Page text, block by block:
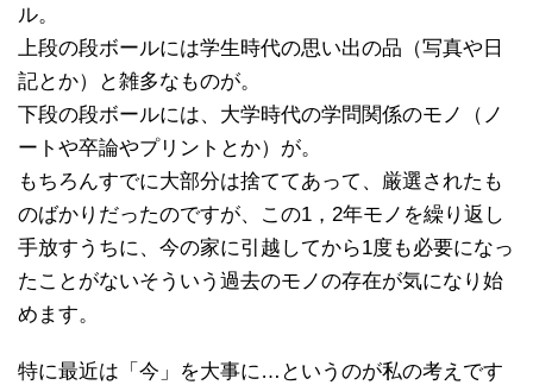
ル。
上段の段ボールには学生時代の思い出の品（写真や日
記とか）と雑多なものが。
下段の段ボールには、大学時代の学問関係のモノ（ノ
ートや卒論やプリントとか）が。
もちろんすでに大部分は捨ててあって、厳選されたも
のばかりだったのですが、この1，2年モノを繰り返し
手放すうちに、今の家に引越してから1度も必要になっ
たことがないそういう過去のモノの存在が気になり始
めます。
特に最近は「今」を大事に…というのが私の考えです